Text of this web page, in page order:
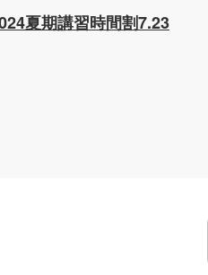
夏期講習時間割7.23